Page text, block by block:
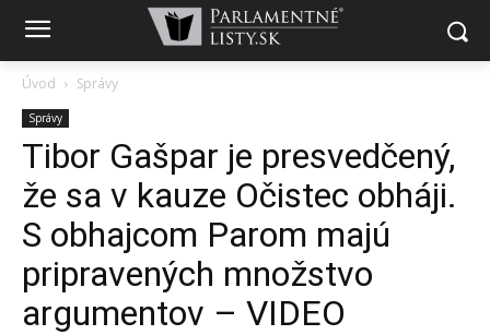
Úvod Správy
Správy
Tibor Gašpar je presvedčený,
že sa v kauze Očistec obháji.
S obhajcom Parom majú
pripravených množstvo
argumentov – VIDEO